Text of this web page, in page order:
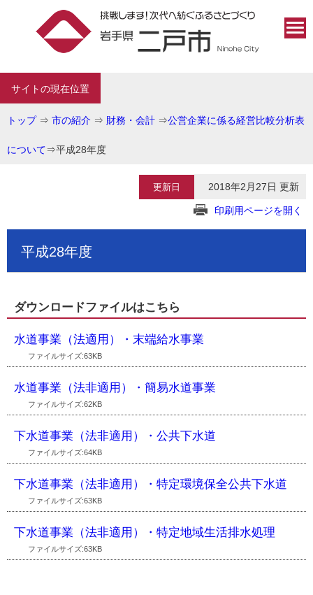
サイトの現在位置
トップ⇒ 市の紹介 ⇒ 財務・会計 ⇒公営企業に係る経営比較分析表
について⇒平成28年度
更新日 2018年2月27日 更新
印刷用ページを開く
平成28年度
ダウンロードファイルはこちら
水道事業（法適用）・末端給水事業
ファイルサイズ:63KB
水道事業（法非適用）・簡易水道事業
ファイルサイズ:62KB
下水道事業（法非適用）・公共下水道
ファイルサイズ:64KB
下水道事業（法非適用）・特定環境保全公共下水道
ファイルサイズ:63KB
下水道事業（法非適用）・特定地域生活排水処理
ファイルサイズ:63KB